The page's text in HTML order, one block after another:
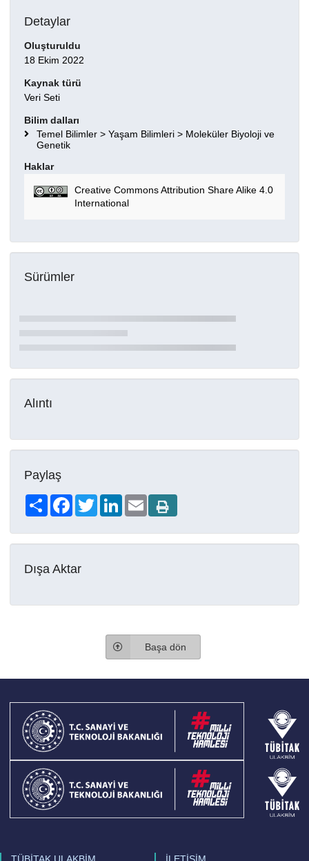
Detaylar
Oluşturuldu
18 Ekim 2022
Kaynak türü
Veri Seti
Bilim dalları
Temel Bilimler > Yaşam Bilimleri > Moleküler Biyoloji ve
Genetik
Haklar
Creative Commons Attribution Share Alike 4.0
International
Sürümler
Alıntı
Paylaş
Share FacebookTwitterLinkedIn
Email
Dışa Aktar
Başa dön